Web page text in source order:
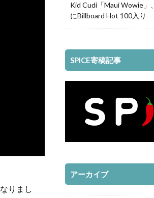
りまし
Kid Cudi「Maui Wowie」
にBillboard Hot 100入り
SPICE寄稿記事
アーカイブ